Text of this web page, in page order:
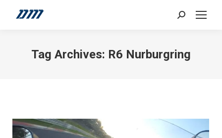
Search:
Tag Archives: R6 Nurburgring